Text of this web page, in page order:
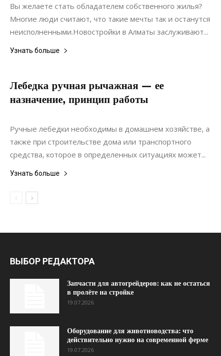
Вы желаете стать обладателем собственного жилья?
Многие люди считают, что такие мечты так и останутся
неисполненными.Новостройки в Алматы заслуживают...
Узнать больше
Лебедка ручная рычажная — ее
назначение, принцип работы
09.01.2021
Ручные лебедки необходимы в домашнем хозяйстве, а
также при строительстве дома или транспортного
средства, которое в определенных ситуациях может...
Узнать больше
ВЫБОР РЕДАКТОРА
Запчасти для автогрейдеров: как не остаться
в пролёте на стройке
19.07.2026
Оборудование для животноводства: что
действительно нужно на современной ферме
19.07.2026